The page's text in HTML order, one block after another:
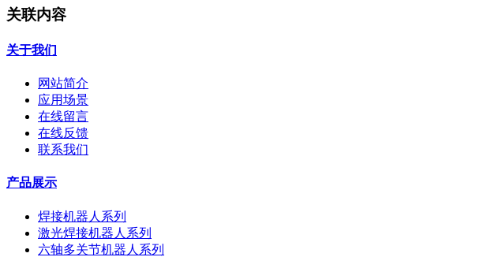
关联内容
关于我们
网站简介
应用场景
在线留言
在线反馈
联系我们
产品展示
焊接机器人系列
激光焊接机器人系列
六轴多关节机器人系列